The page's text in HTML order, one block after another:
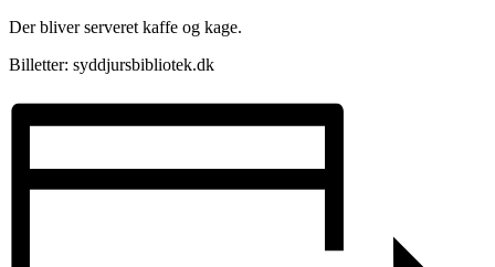
Der bliver serveret kaffe og kage.
Billetter: syddjursbibliotek.dk